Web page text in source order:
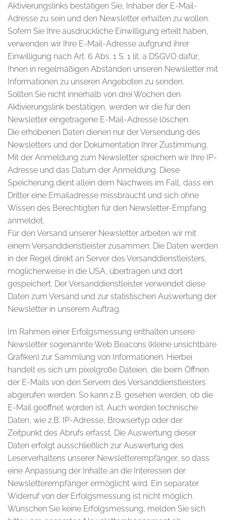
Aktivierungslinks bestätigen Sie, Inhaber der E-Mail-
Adresse zu sein und den Newsletter erhalten zu wollen.
Sofern Sie Ihre ausdrückliche Einwilligung erteilt haben,
verwenden wir Ihre E-Mail-Adresse aufgrund ihrer
Einwilligung nach Art. 6 Abs. 1 S. 1 lit. a DSGVO dafür,
Ihnen in regelmäßigen Abständen unseren Newsletter mit
Informationen zu unseren Angeboten zu senden.
Sollten Sie nicht innerhalb von drei Wochen den
Aktivierungslink bestätigen, werden wir die für den
Newsletter eingetragene E-Mail-Adresse löschen.
Die erhobenen Daten dienen nur der Versendung des
Newsletters und der Dokumentation Ihrer Zustimmung.
Mit der Anmeldung zum Newsletter speichern wir Ihre IP-
Adresse und das Datum der Anmeldung. Diese
Speicherung dient allein dem Nachweis im Fall, dass ein
Dritter eine Emailadresse missbraucht und sich ohne
Wissen des Berechtigten für den Newsletter-Empfang
anmeldet.
Für den Versand unserer Newsletter arbeiten wir mit
einem Versanddienstleister zusammen. Die Daten werden
in der Regel direkt an Server des Versanddienstleisters,
möglicherweise in die USA, übertragen und dort
gespeichert. Der Versanddienstleister verwendet diese
Daten zum Versand und zur statistischen Auswertung der
Newsletter in unserem Auftrag.
Im Rahmen einer Erfolgsmessung enthalten unsere
Newsletter sogenannte Web Beacons (kleine unsichtbare
Grafiken) zur Sammlung von Informationen. Hierbei
handelt es sich um pixelgroße Dateien, die beim Öffnen
der E-Mails von den Servern des Versanddienstleisters
abgerufen werden. So kann z.B. gesehen werden, ob die
E-Mail geöffnet worden ist. Auch werden technische
Daten, wie z.B. IP-Adresse, Browsertyp oder der
Zeitpunkt des Abrufs erfasst. Die Auswertung dieser
Daten erfolgt ausschließlich zur Auswertung des
Leserverhaltens unserer Newsletterempfänger, so dass
eine Anpassung der Inhalte an die Interessen der
Newsletterempfänger ermöglicht wird. Ein separater
Widerruf von der Erfolgsmessung ist nicht möglich.
Wünschen Sie keine Erfolgsmessung, melden Sie sich